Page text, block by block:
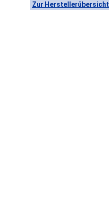
Zur Herstellerübersicht